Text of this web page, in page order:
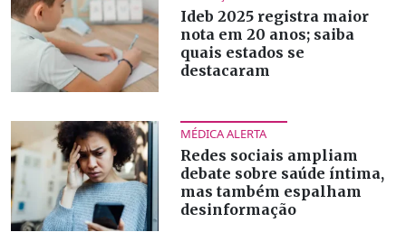
Ideb 2025 registra maior
nota em 20 anos; saiba
quais estados se
destacaram
MÉDICA ALERTA
Redes sociais ampliam
debate sobre saúde íntima,
mas também espalham
desinformação